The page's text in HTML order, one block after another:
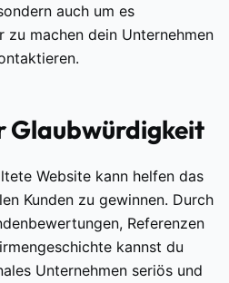
auch um es
zu machen dein Unternehmen
Glaubwürdigkeit
Website kann helfen das
Kunden zu gewinnen. Durch
Referenzen
kannst du
Unternehmen seriös und